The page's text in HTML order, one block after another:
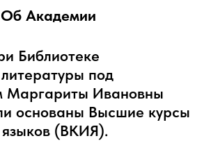
Об Академии
Библиотеке
под
Маргариты Ивановны
основаны Высшие курсы
(ВКИЯ).